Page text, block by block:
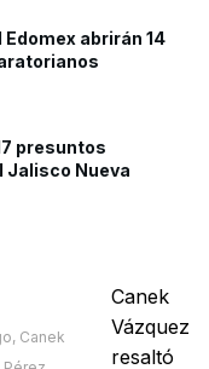
abrirán 14
presuntos
Jalisco Nueva
Canek
Canek
Vázquez
resaltó